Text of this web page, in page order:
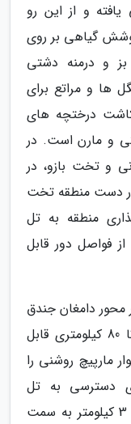
و از این رو
گیاهی بر روی
و درمنه دشتی
ها و مراتع برای
درختچه های
و مارن است. در
و تخت بازو، در
دست منطقه تخت
منطقه به تل
فواصل دور قابل
دامغان جندق
در سمت شمال غرب و در فاصله 50 تا 80 کیلومتری قابل
مارپیچ روشنی را
دسترسی به تل
خاکستری، باید از غرب روستای فرحزاد 3 کیلومتر به سمت